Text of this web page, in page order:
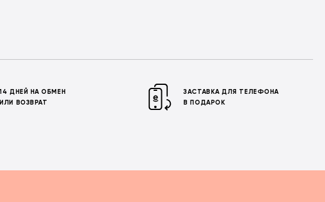
14 ДНЕЙ НА ОБМЕН
ИЛИ ВОЗВРАТ
ЗАСТАВКА ДЛЯ ТЕЛЕФОНА
В ПОДАРОК